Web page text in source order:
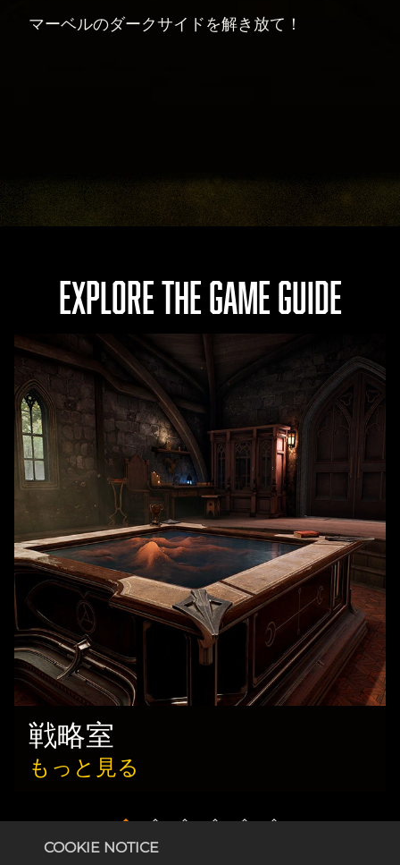
マーベルのダークサイドを解き放て！
EXPLORE THE GAME GUIDE
戦略室
もっと見る
COOKIE NOTICE